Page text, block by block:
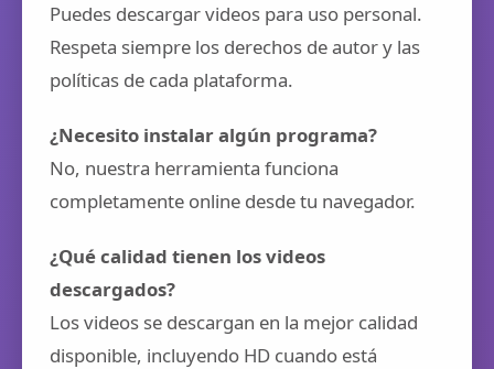
Puedes descargar videos para uso personal.
Respeta siempre los derechos de autor y las
políticas de cada plataforma.
¿Necesito instalar algún programa?
No, nuestra herramienta funciona
completamente online desde tu navegador.
¿Qué calidad tienen los videos
descargados?
Los videos se descargan en la mejor calidad
disponible, incluyendo HD cuando está